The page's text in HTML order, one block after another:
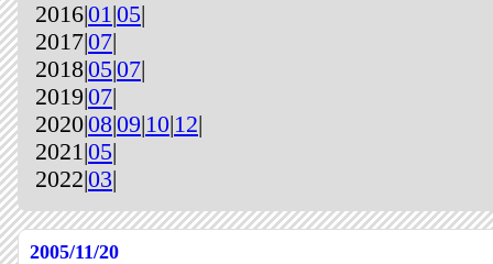
2016|01|05|
2017|07|
2018|05|07|
2019|07|
2020|08|09|10|12|
2021|05|
2022|03|
2005/11/20